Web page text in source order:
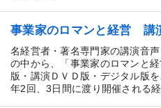
事業家のロマンと経営 講
名経営者・著名専門家の講演音
の中から、「事業家のロマンと
版・講演ＤＶＤ版・デジタル版を
年2回、3日間に渡り開催される経